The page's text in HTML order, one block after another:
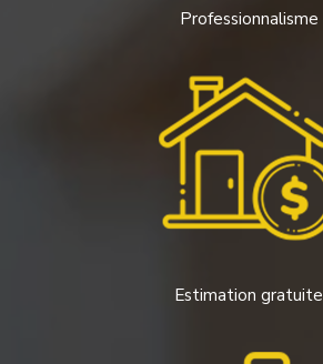
Professionnalisme
Estimation gratuite